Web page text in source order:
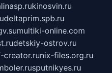
kinosvin.ru
deltaprim.spb.ru
multiki-online.com
detskiy-ostrov.ru
creator.runix-files.org.ru
sputnikyes.ru